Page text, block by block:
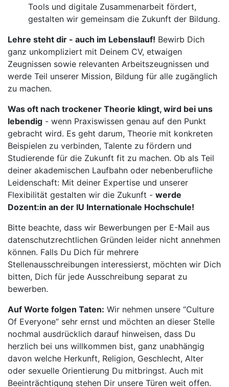
Tools und digitale Zusammenarbeit fördert,
gestalten wir gemeinsam die Zukunft der Bildung.
Lehre steht dir - auch im Lebenslauf! Bewirb Dich
ganz unkompliziert mit Deinem CV, etwaigen
Zeugnissen sowie relevanten Arbeitszeugnissen und
werde Teil unserer Mission, Bildung für alle zugänglich
zu machen.
Was oft nach trockener Theorie klingt, wird bei uns
lebendig - wenn Praxiswissen genau auf den Punkt
gebracht wird. Es geht darum, Theorie mit konkreten
Beispielen zu verbinden, Talente zu fördern und
Studierende für die Zukunft fit zu machen. Ob als Teil
deiner akademischen Laufbahn oder nebenberufliche
Leidenschaft: Mit deiner Expertise und unserer
Flexibilität gestalten wir die Zukunft - werde
Dozent:in an der IU Internationale Hochschule!
Bitte beachte, dass wir Bewerbungen per E-Mail aus
datenschutzrechtlichen Gründen leider nicht annehmen
können. Falls Du Dich für mehrere
Stellenausschreibungen interessierst, möchten wir Dich
bitten, Dich für jede Ausschreibung separat zu
bewerben.
Auf Worte folgen Taten: Wir nehmen unsere “Culture
Of Everyone” sehr ernst und möchten an dieser Stelle
nochmal ausdrücklich darauf hinweisen, dass Du
herzlich bei uns willkommen bist, ganz unabhängig
davon welche Herkunft, Religion, Geschlecht, Alter
oder sexuelle Orientierung Du mitbringst. Auch mit
Beeinträchtigung stehen Dir unsere Türen weit offen.